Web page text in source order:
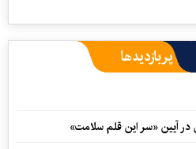
پربازدیدها